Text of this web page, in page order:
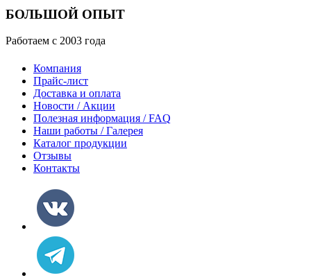
БОЛЬШОЙ ОПЫТ
Работаем с 2003 года
Компания
Прайс-лист
Доставка и оплата
Новости / Акции
Полезная информация / FAQ
Наши работы / Галерея
Каталог продукции
Отзывы
Контакты